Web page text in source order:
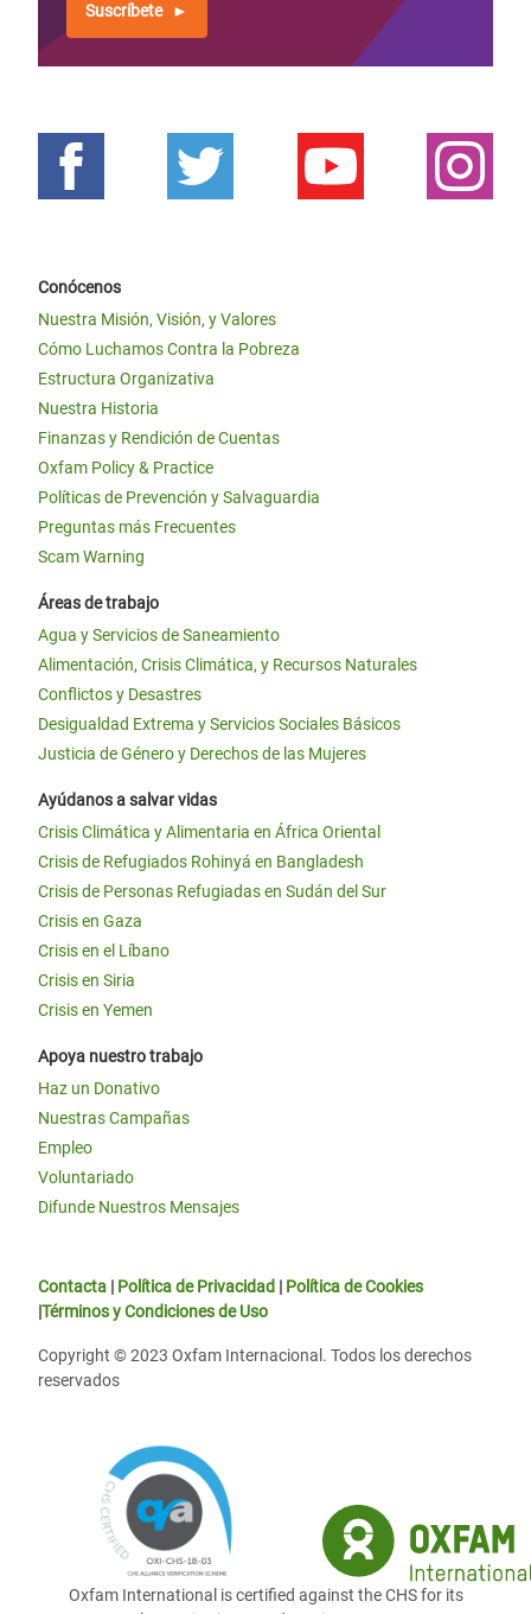
Suscríbete
Conócenos
Nuestra Misión, Visión, y Valores
Cómo Luchamos Contra la Pobreza
Estructura Organizativa
Nuestra Historia
Finanzas y Rendición de Cuentas
Oxfam Policy & Practice
Políticas de Prevención y Salvaguardia
Preguntas más Frecuentes
Scam Warning
Áreas de trabajo
Agua y Servicios de Saneamiento
Alimentación, Crisis Climática, y Recursos Naturales
Conflictos y Desastres
Desigualdad Extrema y Servicios Sociales Básicos
Justicia de Género y Derechos de las Mujeres
Ayúdanos a salvar vidas
Crisis Climática y Alimentaria en África Oriental
Crisis de Refugiados Rohinyá en Bangladesh
Crisis de Personas Refugiadas en Sudán del Sur
Crisis en Gaza
Crisis en el Líbano
Crisis en Siria
Crisis en Yemen
Apoya nuestro trabajo
Haz un Donativo
Nuestras Campañas
Empleo
Voluntariado
Difunde Nuestros Mensajes
Contacta | Política de Privacidad | Política de Cookies
|Términos y Condiciones de Uso
Copyright © 2023 Oxfam Internacional. Todos los derechos
reservados
Oxfam International is certified against the CHS for its